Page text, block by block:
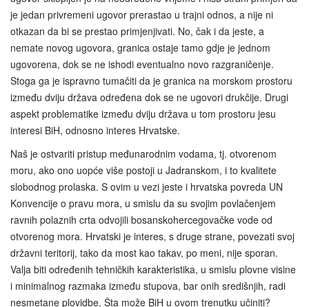
je jedan privremeni ugovor prerastao u trajni odnos, a nije ni
otkazan da bi se prestao primjenjivati. No, čak i da jeste, a
nemate novog ugovora, granica ostaje tamo gdje je jednom
ugovorena, dok se ne ishodi eventualno novo razgraničenje.
Stoga ga je ispravno tumačiti da je granica na morskom prostoru
između dviju država određena dok se ne ugovori drukčije. Drugi
aspekt problematike između dviju država u tom prostoru jesu
interesi BiH, odnosno interes Hrvatske.
Naš je ostvariti pristup međunarodnim vodama, tj. otvorenom
moru, ako ono uopće više postoji u Jadranskom, i to kvalitete
slobodnog prolaska. S ovim u vezi jeste i hrvatska povreda UN
Konvencije o pravu mora, u smislu da su svojim povlačenjem
ravnih polaznih crta odvojili bosanskohercegovačke vode od
otvorenog mora. Hrvatski je interes, s druge strane, povezati svoj
državni teritorij, tako da most kao takav, po meni, nije sporan.
Valja biti određenih tehničkih karakteristika, u smislu plovne visine
i minimalnog razmaka između stupova, bar onih središnjih, radi
nesmetane plovidbe. Šta može BiH u ovom trenutku učiniti?